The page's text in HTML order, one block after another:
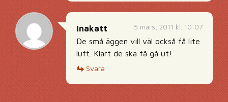
5 mars, 2011 kl. 10:07
Inakatt
De små äggen vill väl också få lite
luft. Klart de ska få gå ut!
Svara